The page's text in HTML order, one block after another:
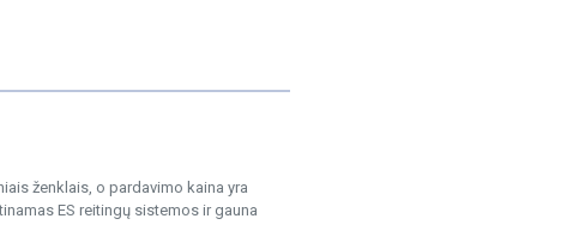
ženklais, o pardavimo kaina yra
ES reitingų sistemos ir gauna